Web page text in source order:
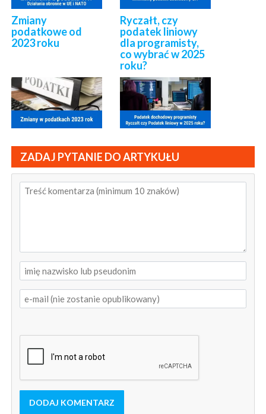
Zmiany
podatkowe od
2023 roku
Ryczałt, czy
podatek liniowy
dla programisty,
co wybrać w 2025
roku?
ZADAJ PYTANIE DO ARTYKUŁU
DODAJ KOMENTARZ